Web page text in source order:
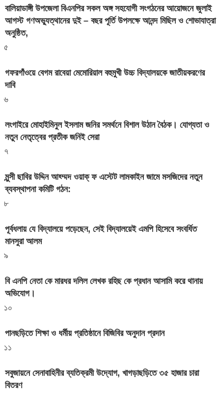
বালিয়াডাঙ্গী উপজেলা বিএনপির সকল অঙ্গ সহযোগী সংগঠনের আয়োজনে জুলাই
আগস্ট গণঅভ্যুত্থানের দুই – বছর পূর্তি উপলক্ষে আনন্দ মিছিল ও শোভাযাত্রা
অনুষ্ঠিত,
৫
গফরগাঁওয়ে বেগম রাবেয়া মেমোরিয়াল বহুমুখী উচ্চ বিদ্যালয়কে জাতীয়করণের
দাবি
৬
লংগাইরে মোহাইমিনুল ইসলাম জনির সমর্থনে বিশাল উঠান বৈঠক। যোগ্যতা ও
নতুন নেতৃত্বের প্রতীক জনিই সেরা
৭
মুন্সী ছাবির উদ্দিন আহ্ম্মদ ওয়াক্ ফ এস্টেট লামকাইন জামে মসজিদের নতুন
ব্যবস্থাপনা কমিটি গঠন:
৮
পূর্বধলায় যে বিদ্যালয়ে পড়েছেন, সেই বিদ্যালয়েই এমপি হিসেবে সংবর্ধিত
মানসুরা আলম
৯
বি এনপি নেতা কে মারধর দলিল লেখক রহিছ কে প্রধান আসামি করে থানায়
অভিযোগ। ‎
১০
পানছড়িতে শিক্ষা ও ধর্মীয় প্রতিষ্ঠানে বিজিবির অনুদান প্রদান
১১
সবুজায়নে সেনাবাহিনীর ব্যতিক্রমী উদ্যোগ, খাগড়াছড়িতে ৩৫ হাজার চারা
বিতরণ